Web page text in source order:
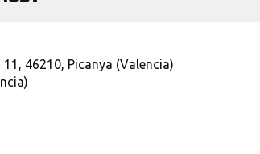
46210, Picanya (Valencia)